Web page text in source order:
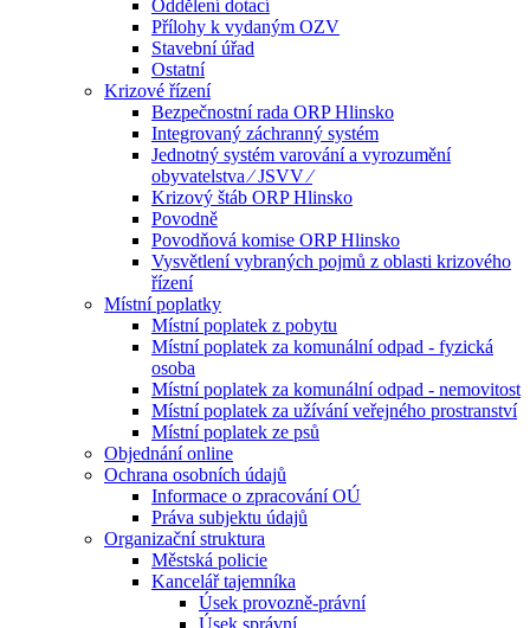
Oddělení dotací
Přílohy k vydaným OZV
Stavební úřad
Ostatní
Krizové řízení
Bezpečnostní rada ORP Hlinsko
Integrovaný záchranný systém
Jednotný systém varování a vyrozumění
obyvatelstva ⁄ JSVV ⁄
Krizový štáb ORP Hlinsko
Povodně
Povodňová komise ORP Hlinsko
Vysvětlení vybraných pojmů z oblasti krizového
řízení
Místní poplatky
Místní poplatek z pobytu
Místní poplatek za komunální odpad - fyzická
osoba
Místní poplatek za komunální odpad - nemovitost
Místní poplatek za užívání veřejného prostranství
Místní poplatek ze psů
Objednání online
Ochrana osobních údajů
Informace o zpracování OÚ
Práva subjektu údajů
Organizační struktura
Městská policie
Kancelář tajemníka
Úsek provozně-právní
Úsek správní